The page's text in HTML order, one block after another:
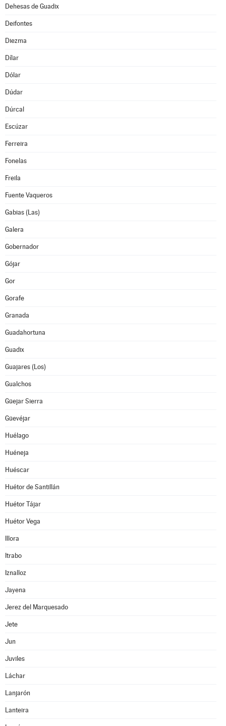
Dehesas de Guadix
Deifontes
Diezma
Dílar
Dólar
Dúdar
Dúrcal
Escúzar
Ferreira
Fonelas
Freila
Fuente Vaqueros
Gabias (Las)
Galera
Gobernador
Gójar
Gor
Gorafe
Granada
Guadahortuna
Guadix
Guajares (Los)
Gualchos
Güejar Sierra
Güevéjar
Huélago
Huéneja
Huéscar
Huétor de Santillán
Huétor Tájar
Huétor Vega
Illora
Itrabo
Iznalloz
Jayena
Jerez del Marquesado
Jete
Jun
Juviles
Láchar
Lanjarón
Lanteira